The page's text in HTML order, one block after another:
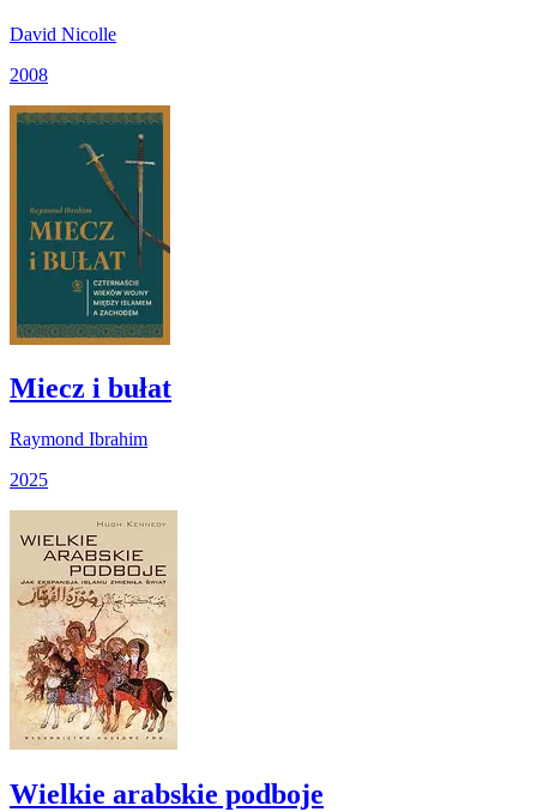
David Nicolle
2008
Miecz i bułat
Raymond Ibrahim
2025
Wielkie arabskie podboje